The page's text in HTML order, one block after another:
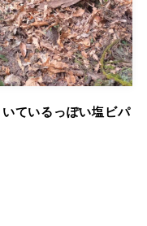
ているっぽい塩ビパ